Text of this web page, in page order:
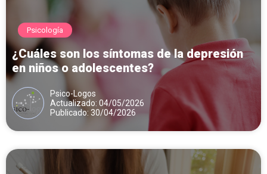
Psicología
¿Cuáles son los síntomas de la depresión
en niños o adolescentes?
Psico-Logos
Actualizado: 04/05/2026
Publicado: 30/04/2026